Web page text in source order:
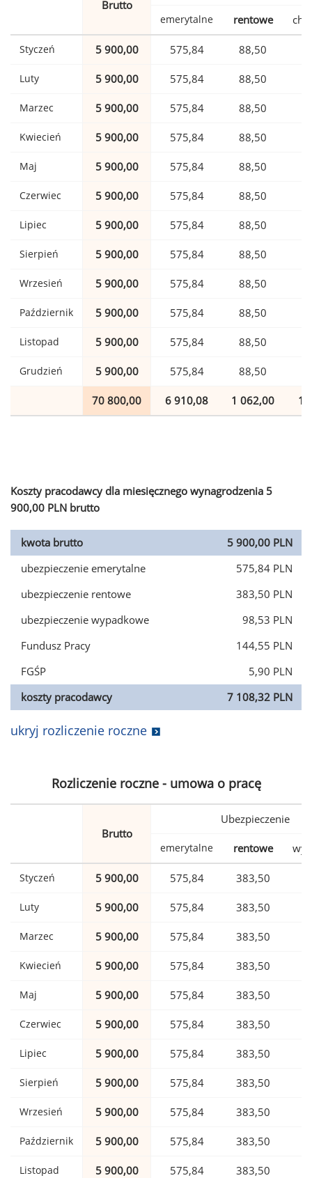
Brutto
emerytalne rentowe
Styczeń 5 900,00 575,84 88,50
Luty 5 900,00 575,84 88,50
Marzec 5 900,00 575,84 88,50
Kwiecień 5 900,00 575,84 88,50
Maj 5 900,00 575,84 88,50
Czerwiec 5 900,00 575,84 88,50
Lipiec 5 900,00 575,84 88,50
Sierpień 5 900,00 575,84 88,50
Wrzesień 5 900,00 575,84 88,50
Październik 5 900,00 575,84 88,50
Listopad 5 900,00 575,84 88,50
Grudzień 5 900,00 575,84 88,50
70 800,00 6 910,08 1 062,00 1
Koszty pracodawcy dla miesięcznego wynagrodzenia 5
900,00 PLN brutto
kwota brutto
5 900,00 PLN
ubezpieczenie emerytalne
575,84 PLN
ubezpieczenie rentowe
383,50 PLN
ubezpieczenie wypadkowe
98,53 PLN
Fundusz Pracy
144,55 PLN
FGŚP
5,90 PLN
koszty pracodawcy
7 108,32 PLN
ukryj rozliczenie roczne
Rozliczenie roczne - umowa o pracę
Brutto
Ubezpieczenie
emerytalne rentowe
Styczeń 5 900,00 575,84 383,50
Luty 5 900,00 575,84 383,50
Marzec 5 900,00 575,84 383,50
Kwiecień 5 900,00 575,84 383,50
Maj 5 900,00 575,84 383,50
Czerwiec 5 900,00 575,84 383,50
Lipiec 5 900,00 575,84 383,50
Sierpień 5 900,00 575,84 383,50
Wrzesień 5 900,00 575,84 383,50
Październik 5 900,00 575,84 383,50
Listopad 5 900,00 575,84 383,50